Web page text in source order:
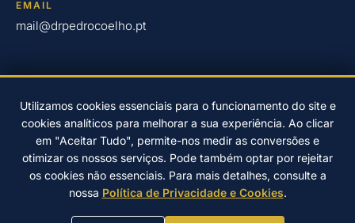
EMAIL
mail@drpedrocoelho.pt
© 2026 Clínica Dr. Pedro Coelho – Implantologia Oral em Oeiras
desde 2004.
Desenvolvido porEwardSolutionPolítica de Privacidade
Resolução de litígios online
PREFERÊNCIAS DE COOKIES
Utilizamos cookies essenciais para o funcionamento do site e
cookies analíticos para melhorar a sua experiência. Ao clicar
em "Aceitar Tudo", permite-nos medir as conversões e
otimizar os nossos serviços. Pode também optar por rejeitar
os cookies não essenciais. Para mais detalhes, consulte a
nossa Política de Privacidade e Cookies.